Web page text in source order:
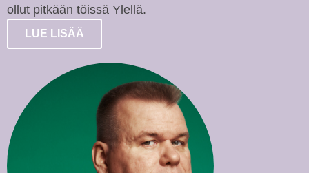
ollut pitkään töissä Ylellä.
LUE LISÄÄ